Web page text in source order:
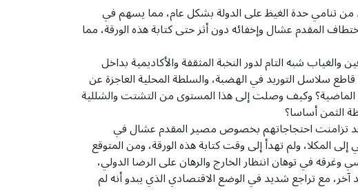
من تنامي حدة الغيظ على الدولة بشكل عام، مما يسهم في
المقدم عشال وإخفائه دون أثر حتى كتابة هذه الورقة، مما
شبه التام لدور النخبة المثقفة والأكاديمية بداخل
سلاسل التوريد في الهضبة، والسلطة المحلية العاجزة عن
الماضية؟ وكيف وصلت إلى هذا المستوى من التشتت والشللية
الثمن أساسا؟
قد تزامنت احتجاجاتهم بخصوص مصير المقدم عشال في
المكلا، ولم تهدأ إلى وقت كتابة هذه الورقة، ومن المتوقع
في توهان انتظار الخارج والرهان على الرضا الدولي،
مع تراجع شديد في الوضع الاقتصادي الذي يبدو أنه لم